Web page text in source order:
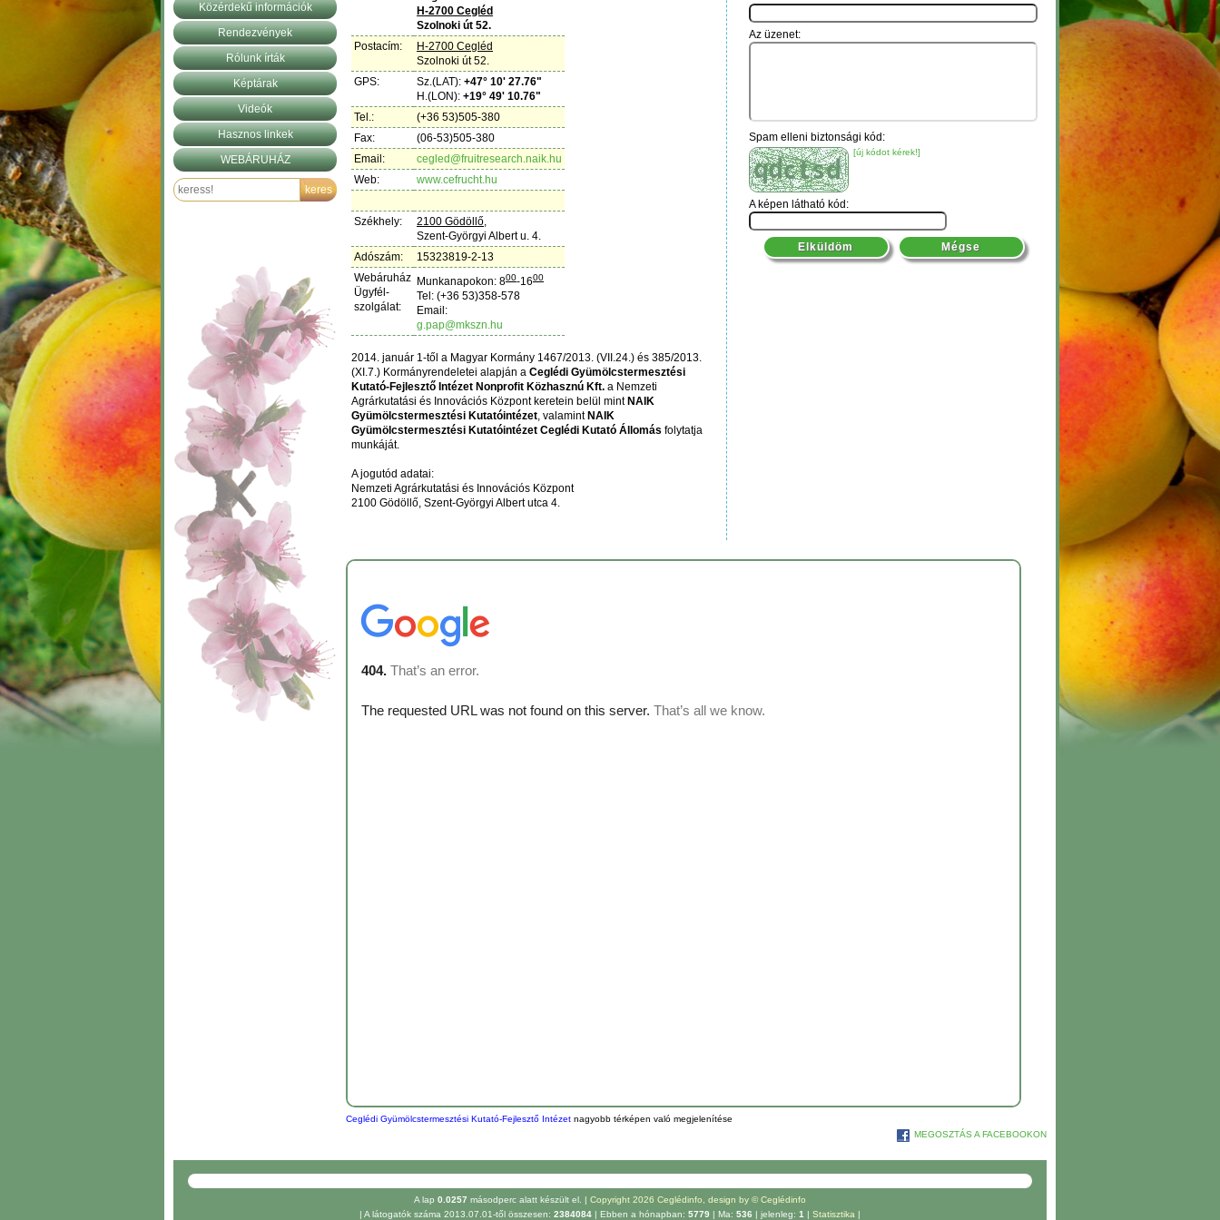
Közérdekű információk
Rendezvények
Rólunk írták
Képtárak
Videók
Hasznos linkek
WEBÁRUHÁZ
H-2700 Cegléd
Szolnoki út 52.
Postacím:
H-2700 Cegléd
Szolnoki út 52.
GPS:
Sz.(LAT): +47° 10' 27.76"
H.(LON): +19° 49' 10.76"
Tel.:
(+36 53)505-380
Fax:
(06-53)505-380
Email:
cegled@fruitresearch.naik.hu
Web:
www.cefrucht.hu
Székhely:
2100 Gödöllő,
Szent-Györgyi Albert u. 4.
Adószám:
15323819-2-13
Webáruház
Ügyfél-
szolgálat:
Munkanapokon: 800-1600
Tel: (+36 53)358-578
Email:
g.pap@mkszn.hu
2014. január 1-től a Magyar Kormány 1467/2013. (VII.24.) és 385/2013.
(XI.7.) Kormányrendeletei alapján a Ceglédi Gyümölcstermesztési
Kutató-Fejlesztő Intézet Nonprofit Közhasznú Kft. a Nemzeti
Agrárkutatási és Innovációs Központ keretein belül mint NAIK
Gyümölcstermesztési Kutatóintézet, valamint NAIK
Gyümölcstermesztési Kutatóintézet Ceglédi Kutató Állomás folytatja
munkáját.
A jogutód adatai:
Nemzeti Agrárkutatási és Innovációs Központ
2100 Gödöllő, Szent-Györgyi Albert utca 4.
Az üzenet:
Spam elleni biztonsági kód:
[új kódot kérek!]
A képen látható kód:
Ceglédi Gyümölcstermesztési Kutató-Fejlesztő Intézet nagyobb térképen való megjelenítése
MEGOSZTÁS A FACEBOOKON
A lap 0.0257 másodperc alatt készült el. | Copyright 2026 Ceglédinfo, design by © Ceglédinfo
| A látogatók száma 2013.07.01-től összesen: 2384084 | Ebben a hónapban: 5779 | Ma: 536 | jelenleg: 1 | Statisztika |